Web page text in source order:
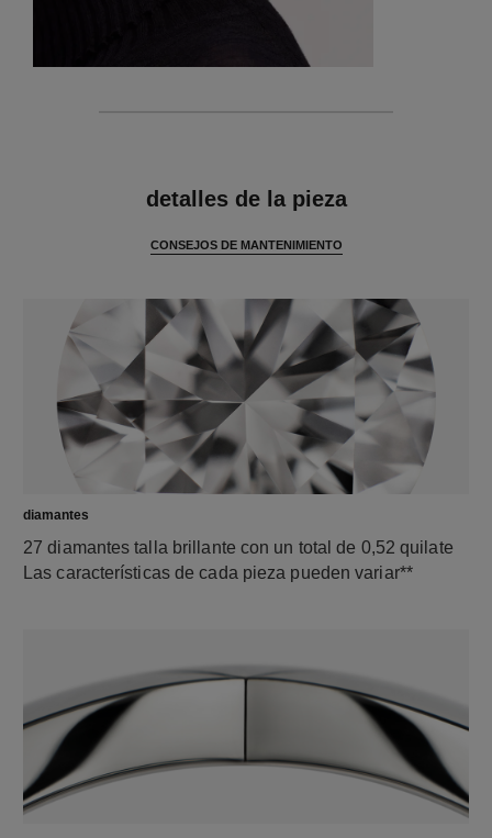
detalles de la pieza
CONSEJOS DE MANTENIMIENTO
diamantes
27 diamantes talla brillante con un total de 0,52 quilate
Las características de cada pieza pueden variar**